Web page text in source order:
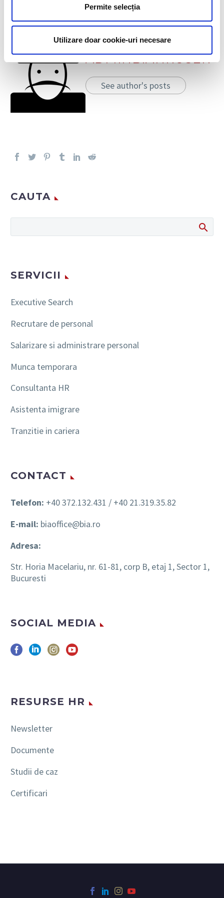
Permite selecția
Utilizare doar cookie-uri necesare
DESPRE AUTOR
ADMINBIAHRUSER
See author's posts
CAUTA
SERVICII
Executive Search
Recrutare de personal
Salarizare si administrare personal
Munca temporara
Consultanta HR
Asistenta imigrare
Tranzitie in cariera
CONTACT
Telefon: +40 372.132.431 / +40 21.319.35.82
E-mail: biaoffice@bia.ro
Adresa:
Str. Horia Macelariu, nr. 61-81, corp B, etaj 1, Sector 1,
Bucuresti
SOCIAL MEDIA
RESURSE HR
Newsletter
Documente
Studii de caz
Certificari